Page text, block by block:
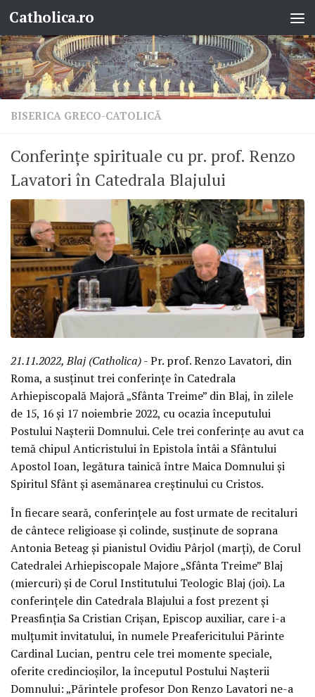
Skip to content
Catholica.ro
BISERICA GRECO-CATOLICĂ
Conferințe spirituale cu pr. prof. Renzo
Lavatori în Catedrala Blajului
21.11.2022, Blaj (Catholica)- Pr. prof. Renzo Lavatori, din
Roma, a susținut trei conferințe în Catedrala
Arhiepiscopală Majoră „Sfânta Treime” din Blaj, în zilele
de 15, 16 și 17 noiembrie 2022, cu ocazia începutului
Postului Nașterii Domnului. Cele trei conferințe au avut ca
temă chipul Anticristului în Epistola întâi a Sfântului
Apostol Ioan, legătura tainică între Maica Domnului și
Spiritul Sfânt și asemănarea creștinului cu Cristos.
În fiecare seară, conferințele au fost urmate de recitaluri
de cântece religioase și colinde, susținute de soprana
Antonia Beteag și pianistul Ovidiu Pârjol (marți), de Corul
Catedralei Arhiepiscopale Majore „Sfânta Treime” Blaj
(miercuri) și de Corul Institutului Teologic Blaj (joi). La
conferințele din Catedrala Blajului a fost prezent și
Preasfinția Sa Cristian Crișan, Episcop auxiliar, care i-a
mulțumit invitatului, în numele Preafericitului Părinte
Cardinal Lucian, pentru cele trei momente speciale,
oferite credincioșilor, la începutul Postului Nașterii
Domnului: „Părintele profesor Don Renzo Lavatori ne-a